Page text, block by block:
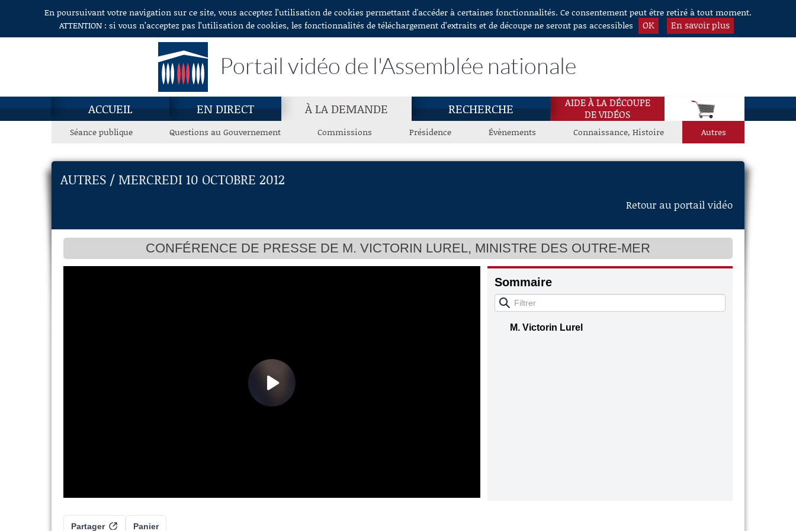
Aller au contenuEn poursuivant votre navigation sur ce site, vous acceptez l’utilisation de cookies permettant d'accéder à certaines fonctionnalités. Ce consentement peut être retiré à tout moment.
ATTENTION : si vous n’acceptez pas l’utilisation de cookies, les fonctionnalités de téléchargement d’extraits et de découpe ne seront pas accessibles
OK En savoir plus
Portail vidéo de l'Assemblée nationale
ACCUEIL EN DIRECT À LA DEMANDE RECHERCHE
AIDE À LA DÉCOUPE
DE VIDÉOS
Séance publique Questions au Gouvernement Commissions Présidence Évènements Connaissance, Histoire Autres
AUTRES / MERCREDI 10 OCTOBRE 2012
Retour au portail vidéo
CONFÉRENCE DE PRESSE DE M. VICTORIN LUREL, MINISTRE DES OUTRE-MER
Sommaire
M. Victorin Lurel
Panier
Partager